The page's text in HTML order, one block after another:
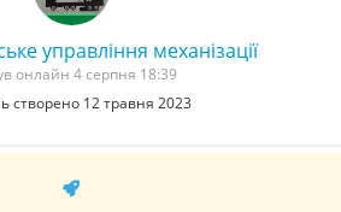
управління механізації
онлайн 4 серпня 18:39
створено 12 травня 2023